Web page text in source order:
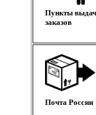
Пункты
заказов
Почта России